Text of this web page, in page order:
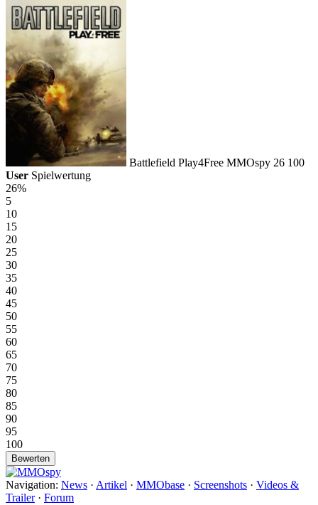
Battlefield Play4Free MMOspy 26 100
User Spielwertung
26%
5
10
15
20
25
30
35
40
45
50
55
60
65
70
75
80
85
90
95
100
Navigation: News · Artikel · MMObase · Screenshots · Videos &
Trailer· Forum